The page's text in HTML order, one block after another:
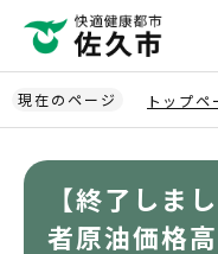
ペ
ー
ジ
現在のページ トップペ
【終了しま
者原油価格